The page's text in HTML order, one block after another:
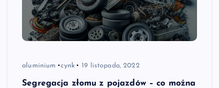
aluminium cynk 19 listopada, 2022
Segregacja złomu z pojazdów – co można